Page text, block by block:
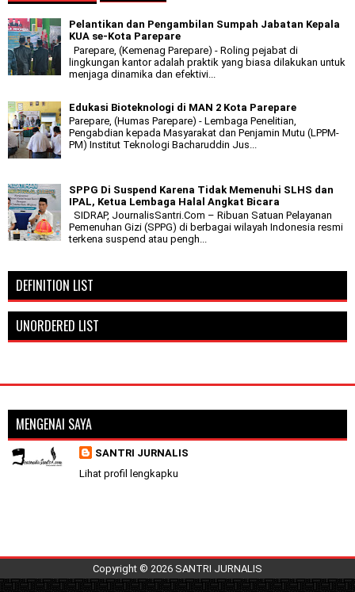
Pelantikan dan Pengambilan Sumpah Jabatan Kepala
KUA se-Kota Parepare
Parepare, (Kemenag Parepare) - Roling pejabat di
lingkungan kantor adalah praktik yang biasa dilakukan untuk
menjaga dinamika dan efektivi...
Edukasi Bioteknologi di MAN 2 Kota Parepare
Parepare, (Humas Parepare) - Lembaga Penelitian,
Pengabdian kepada Masyarakat dan Penjamin Mutu (LPPM-
PM) Institut Teknologi Bacharuddin Jus...
SPPG Di Suspend Karena Tidak Memenuhi SLHS dan
IPAL, Ketua Lembaga Halal Angkat Bicara
SIDRAP, JournalisSantri.Com – Ribuan Satuan Pelayanan
Pemenuhan Gizi (SPPG) di berbagai wilayah Indonesia resmi
terkena suspend atau pengh...
DEFINITION LIST
UNORDERED LIST
MENGENAI SAYA
SANTRI JURNALIS
Lihat profil lengkapku
Copyright © 2026 SANTRI JURNALIS